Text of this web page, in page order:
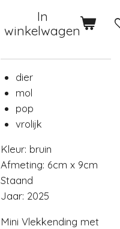
In
winkelwagen
dier
mol
pop
vrolijk
Kleur: bruin
Afmeting: 6cm x 9cm
Staand
Jaar: 2025
Mini Vlekkending met